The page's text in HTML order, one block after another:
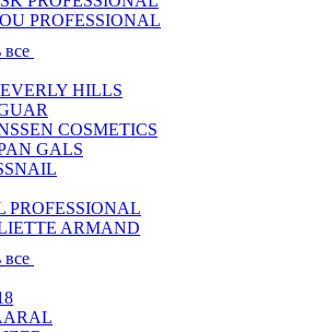
PROFESSIONAL
все
HILLS
COSMETICS
GALS
PROFESSIONAL
ARMAND
все